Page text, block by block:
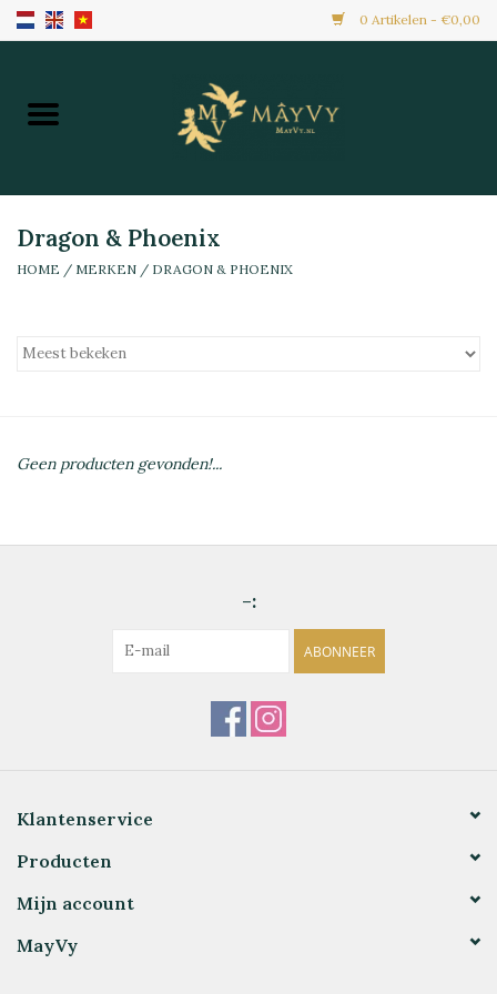
0 Artikelen - €0,00
Home
Nieuw Binnen
Alle Producten
Dragon & Phoenix
HOME / MERKEN / DRAGON & PHOENIX
Geen producten gevonden!...
-:
ABONNEER
Klantenservice
Producten
Mijn account
MayVy